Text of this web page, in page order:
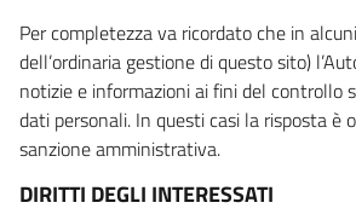
Per completezza va ricordato che in
dell’ordinaria gestione di questo sito)
notizie e informazioni ai fini del controllo
dati personali. In questi casi la risposta è
sanzione amministrativa.
DIRITTI DEGLI INTERESSATI